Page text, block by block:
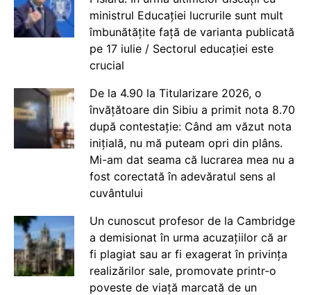
ministrul Educației lucrurile sunt mult
îmbunătățite față de varianta publicată
pe 17 iulie / Sectorul educației este
crucial
De la 4.90 la Titularizare 2026, o
învățătoare din Sibiu a primit nota 8.70
după contestație: Când am văzut nota
inițială, nu mă puteam opri din plâns.
Mi-am dat seama că lucrarea mea nu a
fost corectată în adevăratul sens al
cuvântului
Un cunoscut profesor de la Cambridge
a demisionat în urma acuzațiilor că ar
fi plagiat sau ar fi exagerat în privința
realizărilor sale, promovate printr-o
poveste de viață marcată de un